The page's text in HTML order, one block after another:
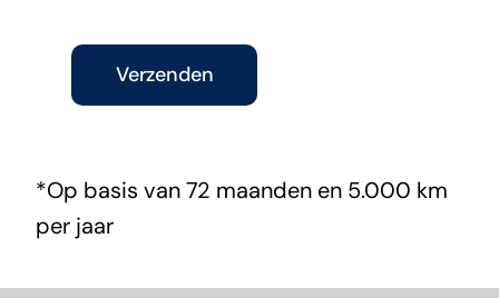
Verzenden
*Op basis van 72 maanden en 5.000 km
per jaar